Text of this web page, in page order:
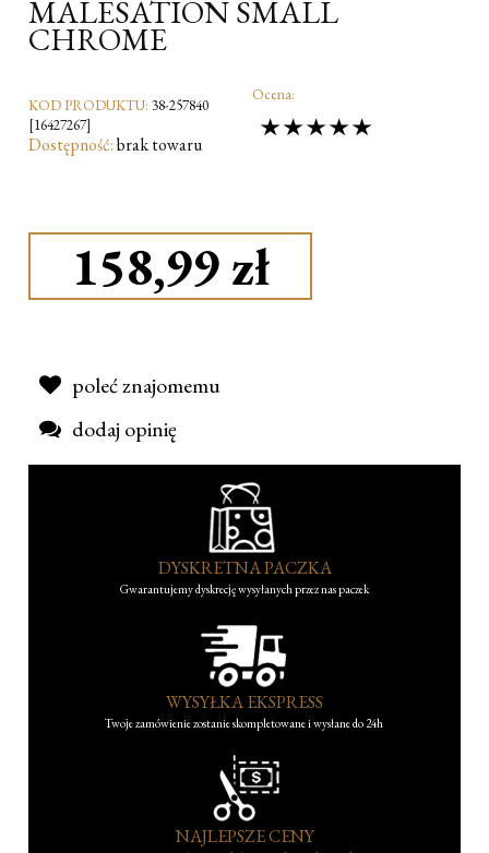
MALESATION SMALL
CHROME
KOD PRODUKTU: 38-257840
[16427267]
Dostępność:brak towaru
Ocena:
158,99 zł
poleć znajomemu
dodaj opinię
DYSKRETNA PACZKA
Gwarantujemy dyskrecję wysyłanych przez nas paczek
WYSYŁKA EKSPRESS
Twoje zamówienie zostanie skompletowane i wysłane do 24h
NAJLEPSZE CENY